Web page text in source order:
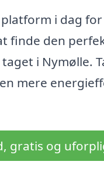
i dag
finde den
i Nymølle.
mere
gratis og